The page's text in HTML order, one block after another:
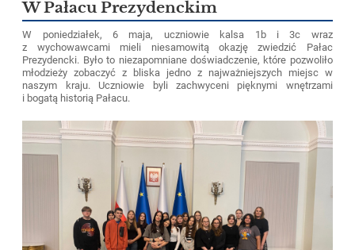
W Pałacu Prezydenckim
W poniedziałek, 6 maja, uczniowie kalsa 1b i 3c wraz
z wychowawcami mieli niesamowitą okazję zwiedzić Pałac
Prezydencki. Było to niezapomniane doświadczenie, które pozwoliło
młodzieży zobaczyć z bliska jedno z najważniejszych miejsc w
naszym kraju. Uczniowie byli zachwyceni pięknymi wnętrzami
i bogatą historią Pałacu.